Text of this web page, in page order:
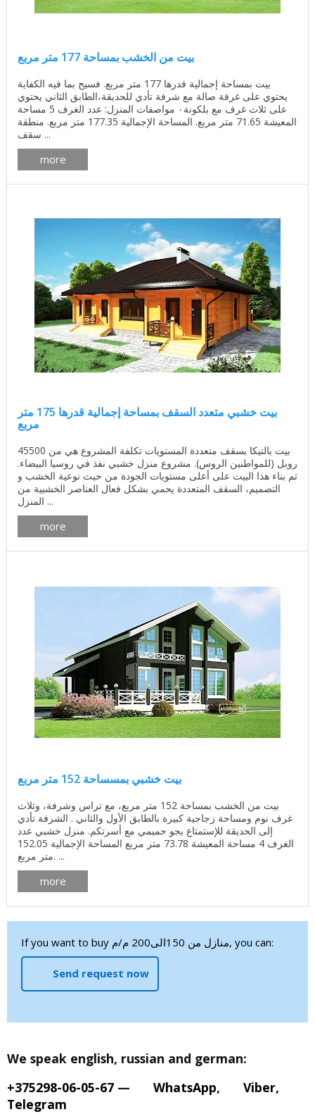
بيت من الخشب بمساحة 177 متر مربع
بيت بمساحة إجمالية قدرها 177 متر مربع. فسيح بما فيه الكفاية
يحتوي على غرفة صالة مع شرفة تأدي للحديقة،الطابق الثاني يحتوي
على ثلاث غرف مع بلكونة٠ مواصفات المنزل: عدد الغرف 5 مساحة
المعيشة 71.65 متر مربع. المساحة الإجمالية 177.35 متر مربع. منطقة
سقف ...
more
بيت خشبي متعدد السقف بمساحة إجمالية قدرها 175 متر
مربع
بيت بالتيكا بسقف متعددة المستويات تكلفة المشروع هي من 45500
روبل (للمواطنين الروس). مشروع منزل خشبي نفذ في روسيا البيضاء.
تم بناء هذا البيت على أعلى مستويات الجودة من حيث نوعية الخشب و
التصميم، السقف المتعددة يحمي بشكل فعال العناصر الخشبية من
المنزل ...
more
بيت خشبي بمسساحة 152 متر مربع
بيت من الخشب بمساحة 152 متر مربع، مع تراس وشرفة، وثلاث
غرف نوم ومساحة زجاجية كبيرة بالطابق الأول والثاني . الشرفة تأدي
إلى الحديقة للإستمتاع بجو حميمي مع أسرتكم. منزل خشبي عدد
الغرف 4 مساحة المعيشة 73.78 متر مربع المساحة الإجمالية 152.05
متر مربع. ...
more
If you want to buy منازل من 150الى200 م/م, you can:
Send request now
We speak english, russian and german:
+375298-06-05-67 — WhatsApp, Viber,
Telegram